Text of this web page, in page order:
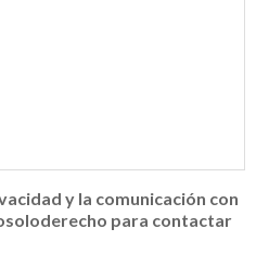
y la comunicación con
para contactar